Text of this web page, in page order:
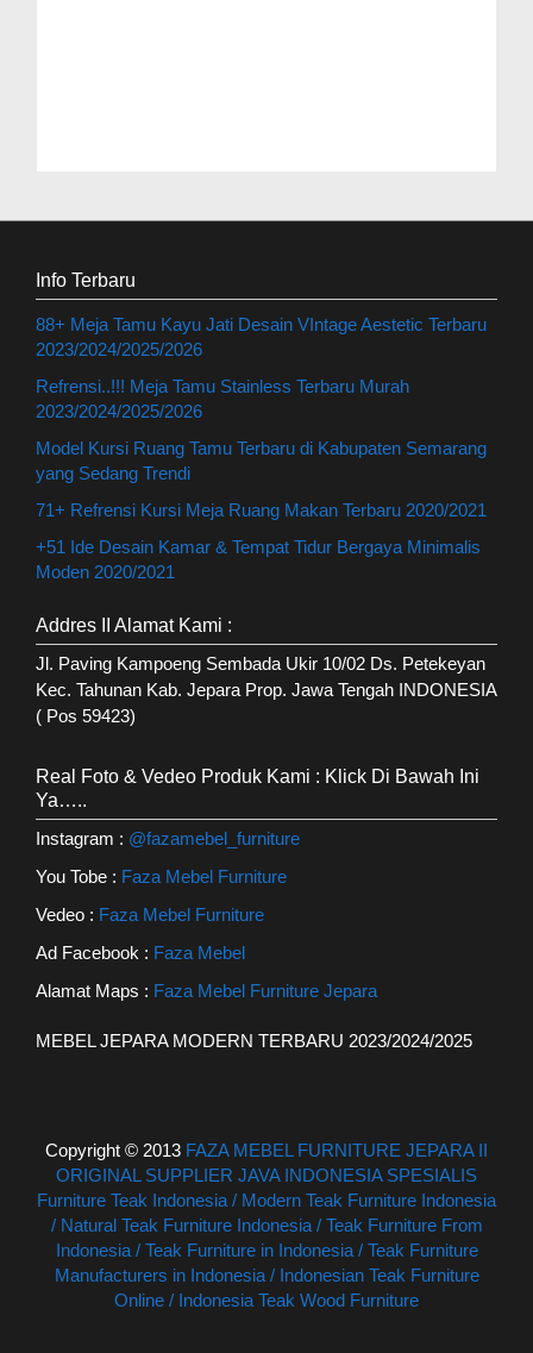
Info Terbaru
88+ Meja Tamu Kayu Jati Desain VIntage Aestetic Terbaru
2023/2024/2025/2026
Refrensi..!!! Meja Tamu Stainless Terbaru Murah
2023/2024/2025/2026
Model Kursi Ruang Tamu Terbaru di Kabupaten Semarang
yang Sedang Trendi
71+ Refrensi Kursi Meja Ruang Makan Terbaru 2020/2021
+51 Ide Desain Kamar & Tempat Tidur Bergaya Minimalis
Moden 2020/2021
Addres II Alamat Kami :
Jl. Paving Kampoeng Sembada Ukir 10/02 Ds. Petekeyan
Kec. Tahunan Kab. Jepara Prop. Jawa Tengah INDONESIA
( Pos 59423)
Real Foto & Vedeo Produk Kami : Klick Di Bawah Ini
Ya…..
Instagram : @fazamebel_furniture
You Tobe : Faza Mebel Furniture
Vedeo : Faza Mebel Furniture
Ad Facebook : Faza Mebel
Alamat Maps : Faza Mebel Furniture Jepara
MEBEL JEPARA MODERN TERBARU 2023/2024/2025
Copyright © 2013 FAZA MEBEL FURNITURE JEPARA II
ORIGINAL SUPPLIER JAVA INDONESIA SPESIALIS
Furniture Teak Indonesia / Modern Teak Furniture Indonesia
/ Natural Teak Furniture Indonesia / Teak Furniture From
Indonesia / Teak Furniture in Indonesia / Teak Furniture
Manufacturers in Indonesia / Indonesian Teak Furniture
Online / Indonesia Teak Wood Furniture